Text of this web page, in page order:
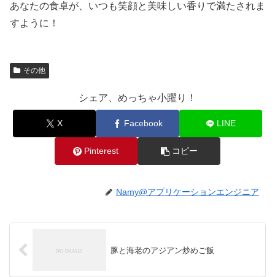
あなたの食卓が、いつも笑顔と美味しい香りで満たされま
すように！
その他
シェア、めっちゃ小躍り！
X Facebook LINE
Pinterest コピー
Namy@アプリケーションエンジニア
豚と海老のアジアン炒めご飯